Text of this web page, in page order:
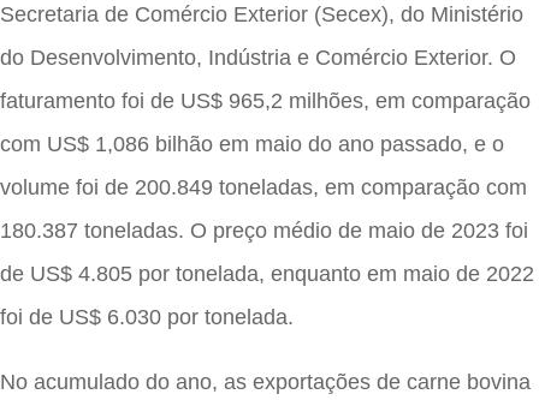
Secretaria de Comércio Exterior (Secex), do Ministério
do Desenvolvimento, Indústria e Comércio Exterior. O
faturamento foi de US$ 965,2 milhões, em comparação
com US$ 1,086 bilhão em maio do ano passado, e o
volume foi de 200.849 toneladas, em comparação com
180.387 toneladas. O preço médio de maio de 2023 foi
de US$ 4.805 por tonelada, enquanto em maio de 2022
foi de US$ 6.030 por tonelada.
No acumulado do ano, as exportações de carne bovina